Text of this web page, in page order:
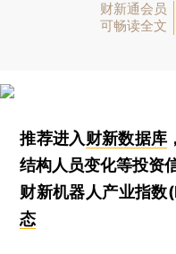
财新通会员
可畅读全文
推荐进入财新数据库
结构人员变化等投资
财新机器人产业指数
态